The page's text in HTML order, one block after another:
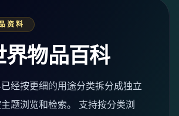
资料
界物品百科
经按更细的用途分类拆分成独立
题浏览和检索。 支持按分类浏